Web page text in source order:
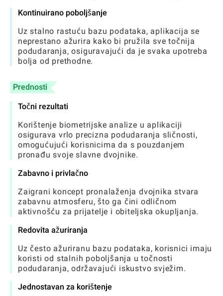
Kontinuirano poboljšanje
Uz stalno rastuću bazu podataka, aplikacija se
neprestano ažurira kako bi pružila sve točnija
podudaranja, osiguravajući da je svaka upotreba
bolja od prethodne.
Prednosti
Točni rezultati
Korištenje biometrijske analize u aplikaciji
osigurava vrlo precizna podudaranja sličnosti,
omogućujući korisnicima da s pouzdanjem
pronađu svoje slavne dvojnike.
Zabavno i privlačno
Zaigrani koncept pronalaženja dvojnika stvara
zabavnu atmosferu, što ga čini odličnom
aktivnošću za prijatelje i obiteljska okupljanja.
Redovita ažuriranja
Uz često ažuriranu bazu podataka, korisnici imaju
koristi od stalnih poboljšanja u točnosti
podudaranja, održavajući iskustvo svježim.
Jednostavan za korištenje